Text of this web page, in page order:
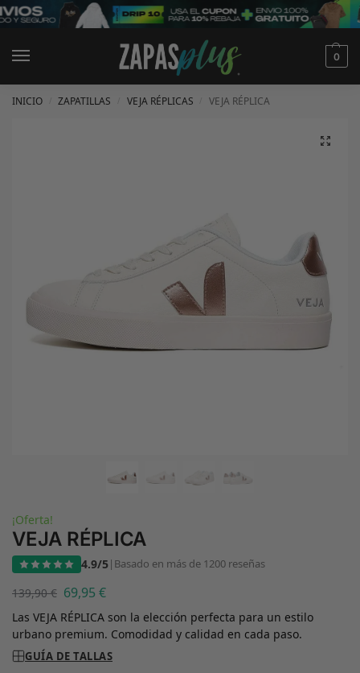
0
INICIO ZAPATILLAS VEJA RÉPLICAS VEJA RÉPLICA
¡Oferta!
VEJA RÉPLICA
4.9/5| Basado en más de 1200 reseñas
139,90€ 69,95 €
Las VEJA RÉPLICA son la elección perfecta para un estilo
urbano premium. Comodidad y calidad en cada paso.
GUÍA DE TALLAS